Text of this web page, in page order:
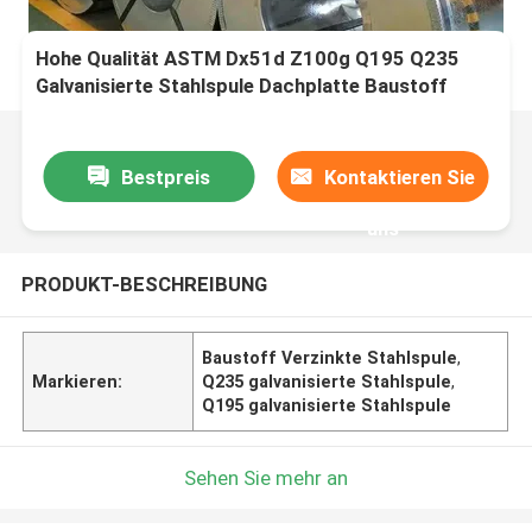
Hohe Qualität ASTM Dx51d Z100g Q195 Q235
Galvanisierte Stahlspule Dachplatte Baustoff
Bestpreis Kontaktieren Sie
uns
PRODUKT-BESCHREIBUNG
Markieren:
Baustoff Verzinkte Stahlspule,
Q235 galvanisierte Stahlspule,
Q195 galvanisierte Stahlspule
Sehen Sie mehr an